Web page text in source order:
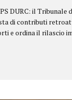
DURC: il Tribunale
di contributi
e ordina il rilascio